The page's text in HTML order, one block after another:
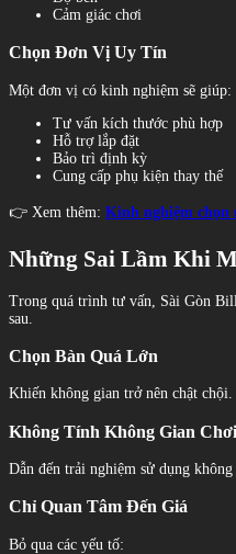
Cảm giác chơi
Chọn Đơn Vị Uy Tín
Một đơn vị có kinh nghiệm sẽ giúp:
Tư vấn kích thước phù hợp
Hỗ trợ lắp đặt
Bảo trì định kỳ
Cung cấp phụ kiện thay thế
👉 Xem thêm: Kinh nghiệm chọn
Những Sai Lầm Khi
Trong quá trình tư vấn, Sài Gòn
sau.
Chọn Bàn Quá Lớn
Khiến không gian trở nên chật chội.
Không Tính Không Gian Chơi
Dẫn đến trải nghiệm sử dụng
Chỉ Quan Tâm Đến Giá
Bỏ qua các yếu tố: